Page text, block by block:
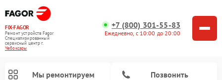
FIX-FAGOR
Ремонт устройств Fagor
Специализированный
cервисный центр г.
Чебоксары
+7 (800) 301-55-83
Ежедневно, с 10:00 до 20:00
Мы ремонтируем Позвонить